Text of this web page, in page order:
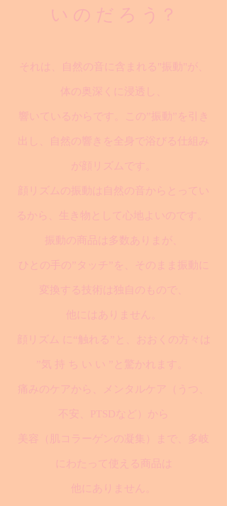
い の だ ろ う？
それは、自然の音に含まれる"振動"が、
体の奥深くに浸透し、
響いているからです。この”振動”を引き
出し、自然の響きを全身で浴びる仕組み
が顔リズムです。
顔リズムの振動は自然の音からとってい
るから、生き物として心地よいのです。
振動の商品は多数ありまが、
ひとの手の”タッチ”を、そのまま振動に
変換する技術は独自のもので、
他にはありません。
顔リズム に“触れる”と、おおくの方々は
”気 持 ち い い ”と驚かれます。
痛みのケアから、メンタルケア（うつ、
不安、PTSDなど）から
美容（肌コラーゲンの凝集）まで、多岐
にわたって使える商品は
他にありません。